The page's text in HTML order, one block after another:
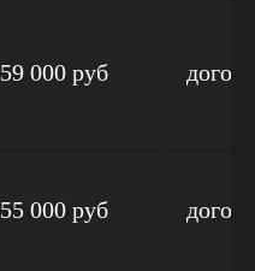
59 000 руб
55 000 руб